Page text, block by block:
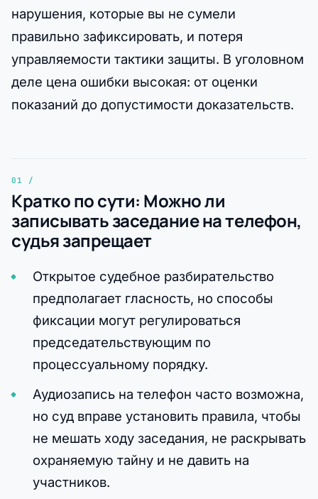
нарушения, которые вы не сумели
правильно зафиксировать, и потеря
управляемости тактики защиты. В уголовном
деле цена ошибки высокая: от оценки
показаний до допустимости доказательств.
Кратко по сути: Можно ли
записывать заседание на телефон,
судья запрещает
Открытое судебное разбирательство
предполагает гласность, но способы
фиксации могут регулироваться
председательствующим по
процессуальному порядку.
Аудиозапись на телефон часто возможна,
но суд вправе установить правила, чтобы
не мешать ходу заседания, не раскрывать
охраняемую тайну и не давить на
участников.